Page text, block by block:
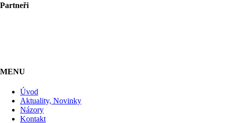
Partneři
MENU
Úvod
Aktuality, Novinky
Názory
Kontakt